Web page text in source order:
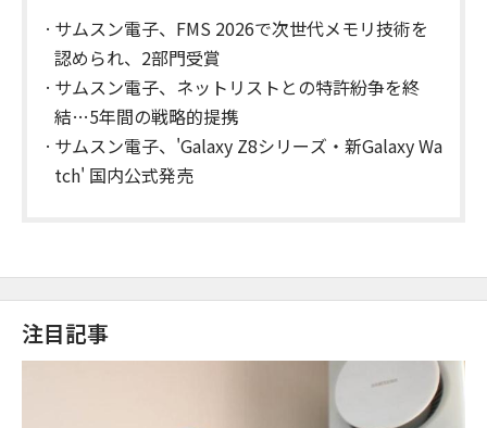
サムスン電子、FMS 2026で次世代メモリ技術を
認められ、2部門受賞
サムスン電子、ネットリストとの特許紛争を終
結…5年間の戦略的提携
サムスン電子、'Galaxy Z8シリーズ・新Galaxy Wa
tch' 国内公式発売
注目記事